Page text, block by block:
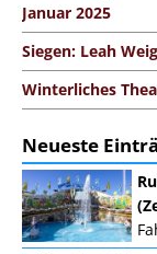
Januar 2025
Siegen: Leah
Winterliches
Neueste